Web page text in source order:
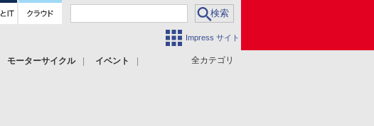
Impress サイト
全カテゴリ
モーターサイクル
イベント